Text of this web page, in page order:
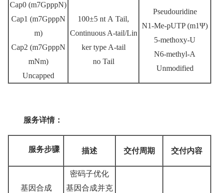
Cap0 (m7GpppN)
Cap1 (m7GpppN
m)
Cap2 (m7GpppN
mNm)
Uncapped
100±5 nt A Tail,
Continuous A-tail/Lin
ker type A-tail
no Tail
Pseudouridine
N1-Me-pUTP (m1Ψ)
5-methoxy-U
N6-methyl-A
Unmodified
服务详情：
服务步骤 描述 交付周期 交付内容
基因合成
密码子优化
基因合成并克